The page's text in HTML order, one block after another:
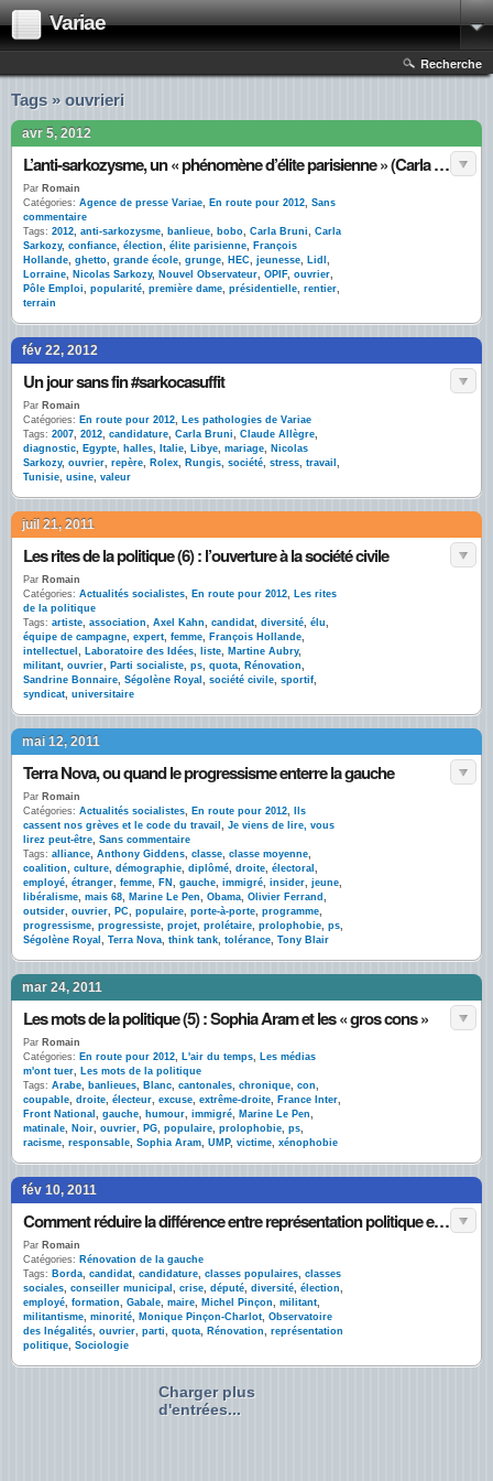
Variae
Recherche
Tags » ouvrieri
avr 5, 2012
L’anti-sarkozysme, un « phénomène d’élite parisienne » (Carla Bruni) : l’OPIF confirme
Par Romain
Catégories: Agence de presse Variae, En route pour 2012, Sans
commentaire
Tags: 2012, anti-sarkozysme, banlieue, bobo, Carla Bruni, Carla
Sarkozy, confiance, élection, élite parisienne, François
Hollande, ghetto, grande école, grunge, HEC, jeunesse, Lidl ,
Lorraine, Nicolas Sarkozy, Nouvel Observateur, OPIF, ouvrier,
Pôle Emploi, popularité, première dame, présidentielle, rentier,
terrain
fév 22, 2012
Un jour sans fin #sarkocasuffit
Par Romain
Catégories: En route pour 2012, Les pathologies de Variae
Tags: 2007, 2012, candidature, Carla Bruni, Claude Allègre,
diagnostic, Egypte, halles, Italie, Libye, mariage, Nicolas
Sarkozy, ouvrier, repère, Rolex, Rungis, société, stress, travail ,
Tunisie, usine, valeur
juil 21, 2011
Les rites de la politique (6) : l’ouverture à la société civile
Par Romain
Catégories: Actualités socialistes, En route pour 2012, Les rites
de la politique
Tags: artiste, association, Axel Kahn, candidat, diversité, élu,
équipe de campagne, expert, femme, François Hollande,
intellectuel , Laboratoire des Idées, liste, Martine Aubry,
militant, ouvrier, Parti socialiste, ps, quota, Rénovation,
Sandrine Bonnaire, Ségolène Royal , société civile, sportif,
syndicat, universitaire
mai 12, 2011
Terra Nova, ou quand le progressisme enterre la gauche
Par Romain
Catégories: Actualités socialistes, En route pour 2012,
Ils
cassent nos grèves et le code du travail , Je viens de lire, vous
lirez peut-être, Sans commentaire
Tags: alliance, Anthony Giddens, classe, classe moyenne,
coalition, culture, démographie, diplômé, droite, électoral ,
employé, étranger, femme, FN , gauche, immigré, insider, jeune,
libéralisme, mais 68, Marine Le Pen, Obama, Olivier Ferrand ,
outsider, ouvrier, PC, populaire, porte-à-porte, programme,
progressisme, progressiste, projet, prolétaire, prolophobie, ps,
Ségolène Royal , Terra Nova, think tank, tolérance, Tony Blair
mar 24, 2011
Les mots de la politique (5) : Sophia Aram et les « gros cons »
Par Romain
Catégories: En route pour 2012, L'air du temps, Les médias
m'ont tuer, Les mots de la politique
Tags: Arabe, banlieues, Blanc, cantonales, chronique, con,
coupable, droite, électeur, excuse, extrême-droite, France Inter,
Front National , gauche, humour, immigré, Marine Le Pen,
matinale, Noir, ouvrier, PG, populaire, prolophobie, ps,
racisme, responsable, Sophia Aram, UMP, victime, xénophobie
fév 10, 2011
Comment réduire la différence entre représentation politique et population – réponse à Gabale
Par Romain
Catégories: Rénovation de la gauche
Tags: Borda, candidat, candidature, classes populaires, classes
sociales, conseiller municipal , crise, député, diversité, élection,
employé, formation, Gabale, maire, Michel Pinçon, militant,
militantisme, minorité, Monique Pinçon-Charlot, Observatoire
des Inégalités, ouvrier, parti, quota, Rénovation, représentation
politique, Sociologie
Charger plus
d'entrées...